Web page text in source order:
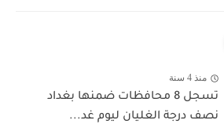
منذ 4 سنة
تسجل 8 محافظات ضمنها بغداد
نصف درجة الغليان ليوم غد...